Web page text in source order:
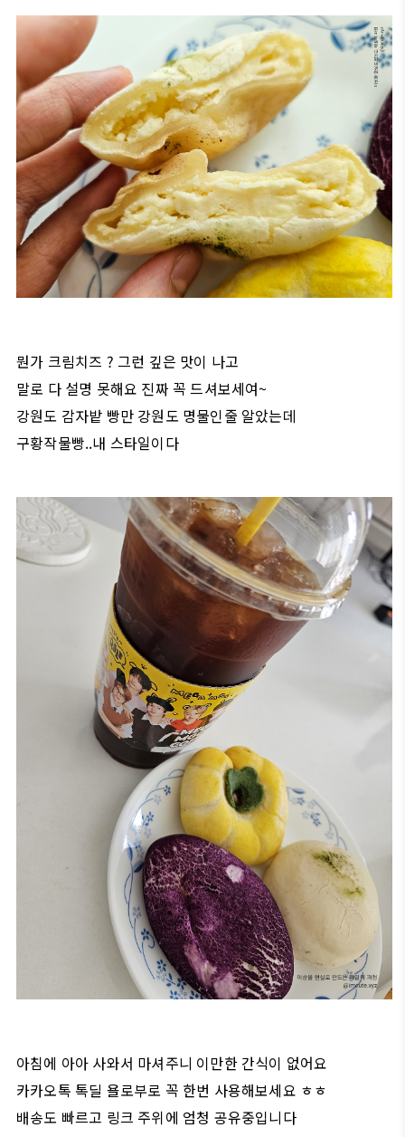
뭔가 크림치즈 ? 그런 깊은 맛이 나고
말로 다 설명 못해요 진짜 꼭 드셔보세여~
강원도 감자밭 빵만 강원도 명물인줄 알았는데
구황작물빵..내 스타일이다
아침에 아아 사와서 마셔주니 이만한 간식이 없어요
카카오톡 톡딜 욜로부로 꼭 한번 사용해보세요 ㅎㅎ
배송도 빠르고 링크 주위에 엄청 공유중입니다